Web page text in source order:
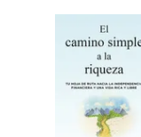
Rápido